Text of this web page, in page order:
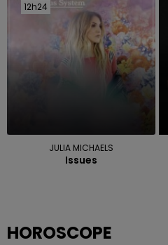
12h24
12h24
JULIA MICHAELS
Issues
HOROSCOPE